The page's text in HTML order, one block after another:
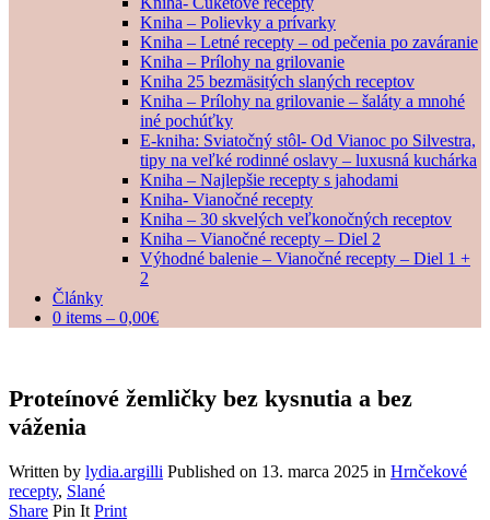
Kniha – Polievky a prívarky
Kniha – Letné recepty – od pečenia po zaváranie
Kniha – Prílohy na grilovanie
Kniha 25 bezmäsitých slaných receptov
Kniha – Prílohy na grilovanie – šaláty a mnohé
iné pochúťky
E-kniha: Sviatočný stôl- Od Vianoc po Silvestra,
tipy na veľké rodinné oslavy – luxusná kuchárka
Kniha – Najlepšie recepty s jahodami
Kniha- Vianočné recepty
Kniha – 30 skvelých veľkonočných receptov
Kniha – Vianočné recepty – Diel 2
Výhodné balenie – Vianočné recepty – Diel 1 +
2
Články
0 items – 0,00€
Proteínové žemličky bez kysnutia a bez
váženia
Written by lydia.argilli Published on 13. marca 2025 in Hrnčekové
recepty, Slané
Share Pin It Print